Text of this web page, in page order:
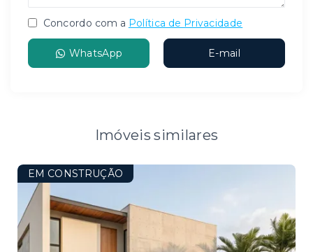
Concordo com a Política de Privacidade
WhatsApp E-mail
Imóveis similares
EM CONSTRUÇÃO